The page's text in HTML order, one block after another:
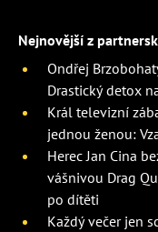
Nejnovější z
Ondřej
Drastický detox
Král televizní
jednou ženou:
Herec Jan Cina
vášnivou Drag
po dítěti
Každý večer jen